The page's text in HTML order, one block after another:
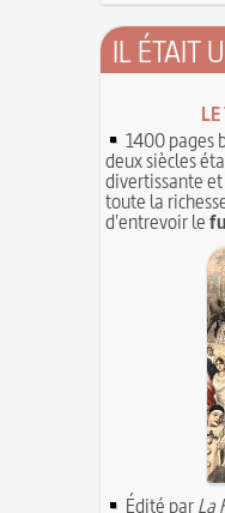
IL ÉTAIT
1400 pages
deux siècles
divertissante
toute la
d'entrevoir le
Édité parLa